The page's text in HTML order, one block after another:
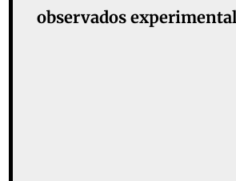
observados